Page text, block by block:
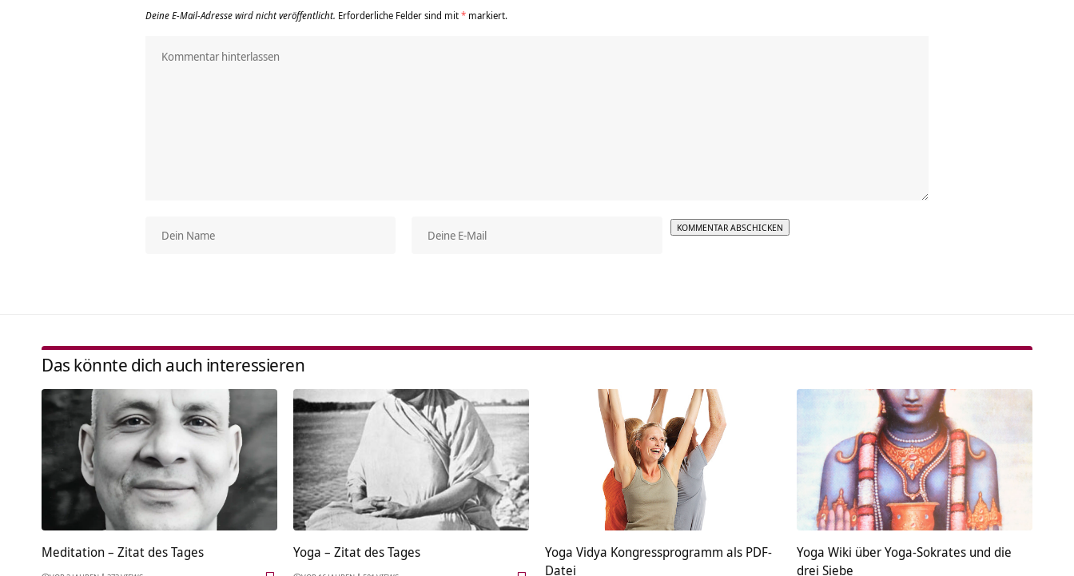
Deine E-Mail-Adresse wird nicht veröffentlicht. Erforderliche Felder sind mit* markiert.
Das könnte dich auch interessieren
Meditation – Zitat des Tages Yoga – Zitat des Tages
Yoga Vidya Kongressprogramm als PDF-
Datei
Yoga Wiki über Yoga-Sokrates und die
drei Siebe